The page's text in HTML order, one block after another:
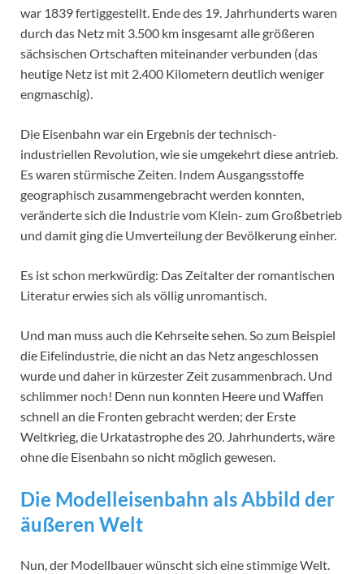
war 1839 fertiggestellt. Ende des 19. Jahrhunderts waren
durch das Netz mit 3.500 km insgesamt alle größeren
sächsischen Ortschaften miteinander verbunden (das
heutige Netz ist mit 2.400 Kilometern deutlich weniger
engmaschig).
Die Eisenbahn war ein Ergebnis der technisch-
industriellen Revolution, wie sie umgekehrt diese antrieb.
Es waren stürmische Zeiten. Indem Ausgangsstoffe
geographisch zusammengebracht werden konnten,
veränderte sich die Industrie vom Klein- zum Großbetrieb
und damit ging die Umverteilung der Bevölkerung einher.
Es ist schon merkwürdig: Das Zeitalter der romantischen
Literatur erwies sich als völlig unromantisch.
Und man muss auch die Kehrseite sehen. So zum Beispiel
die Eifelindustrie, die nicht an das Netz angeschlossen
wurde und daher in kürzester Zeit zusammenbrach. Und
schlimmer noch! Denn nun konnten Heere und Waffen
schnell an die Fronten gebracht werden; der Erste
Weltkrieg, die Urkatastrophe des 20. Jahrhunderts, wäre
ohne die Eisenbahn so nicht möglich gewesen.
Die Modelleisenbahn als Abbild der
äußeren Welt
Nun, der Modellbauer wünscht sich eine stimmige Welt.